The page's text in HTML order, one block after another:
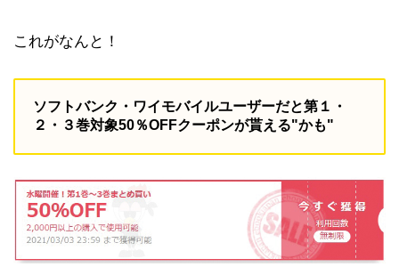
これがなんと！
ソフトバンク・ワイモバイルユーザーだと第１・
２・３巻対象50％OFFクーポンが貰える"かも"